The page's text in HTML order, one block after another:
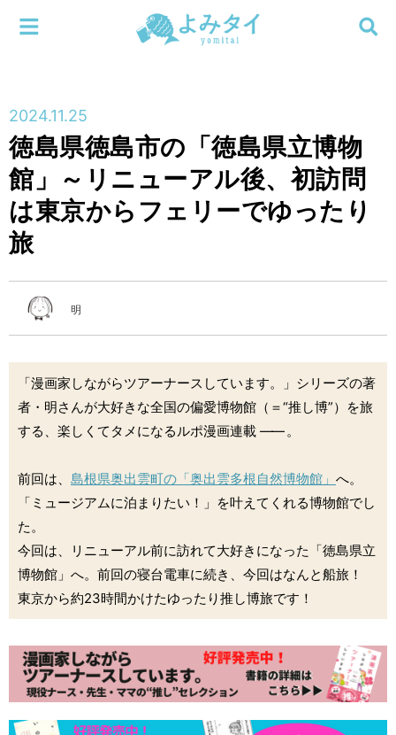
連載
新刊
特集
編集部
検索する
メニューを閉じる
2024.11.25
徳島県徳島市の「徳島県立博物
館」～リニューアル後、初訪問
は東京からフェリーでゆったり
旅
明
「漫画家しながらツアーナースしています。」シリーズの著
者・明さんが大好きな全国の偏愛博物館（＝“推し博”）を旅
する、楽しくてタメになるルポ漫画連載 ―― 。
前回は、 島根県奥出雲町の「奥出雲多根自然博物館」 へ。
「ミュージアムに泊まりたい！」を叶えてくれる博物館でし
た。
今回は、リニューアル前に訪れて大好きになった「徳島県立
博物館」へ。前回の寝台電車に続き、今回はなんと船旅！
東京から約23時間かけたゆったり推し博旅です！